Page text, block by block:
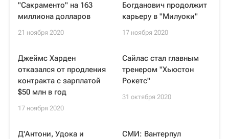
"Сакраменто" на 163
миллиона долларов
21 ноября 2020
Богданович продолжит
карьеру в "Милуоки"
17 ноября 2020
Джеймс Харден
отказался от продления
контракта с зарплатой
$50 млн в год
17 ноября 2020
Сайлас стал главным
тренером "Хьюстон
Рокетс"
31 октября 2020
Д'Антони, Удока и
СМИ: Вантерпул